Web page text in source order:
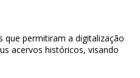
que permitiram a digitalização
acervos históricos, visando